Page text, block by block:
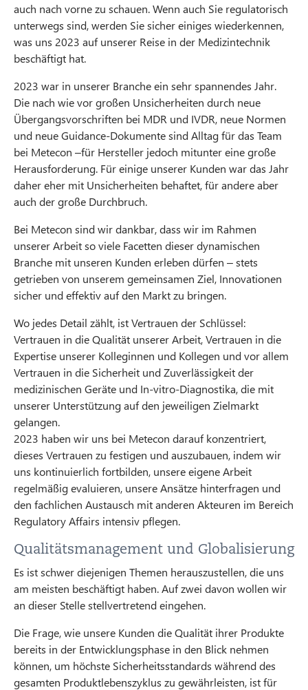
auch nach vorne zu schauen. Wenn auch Sie regulatorisch
unterwegs sind, werden Sie sicher einiges wiederkennen,
was uns 2023 auf unserer Reise in der Medizintechnik
beschäftigt hat.
2023 war in unserer Branche ein sehr spannendes Jahr.
Die nach wie vor großen Unsicherheiten durch neue
Übergangsvorschriften bei MDR und IVDR, neue Normen
und neue Guidance-Dokumente sind Alltag für das Team
bei Metecon –für Hersteller jedoch mitunter eine große
Herausforderung. Für einige unserer Kunden war das Jahr
daher eher mit Unsicherheiten behaftet, für andere aber
auch der große Durchbruch.
Bei Metecon sind wir dankbar, dass wir im Rahmen
unserer Arbeit so viele Facetten dieser dynamischen
Branche mit unseren Kunden erleben dürfen – stets
getrieben von unserem gemeinsamen Ziel, Innovationen
sicher und effektiv auf den Markt zu bringen.
Wo jedes Detail zählt, ist Vertrauen der Schlüssel:
Vertrauen in die Qualität unserer Arbeit, Vertrauen in die
Expertise unserer Kolleginnen und Kollegen und vor allem
Vertrauen in die Sicherheit und Zuverlässigkeit der
medizinischen Geräte und In-vitro-Diagnostika, die mit
unserer Unterstützung auf den jeweiligen Zielmarkt
gelangen.
2023 haben wir uns bei Metecon darauf konzentriert,
dieses Vertrauen zu festigen und auszubauen, indem wir
uns kontinuierlich fortbilden, unsere eigene Arbeit
regelmäßig evaluieren, unsere Ansätze hinterfragen und
den fachlichen Austausch mit anderen Akteuren im Bereich
Regulatory Affairs intensiv pflegen.
Qualitätsmanagement und Globalisierung
Es ist schwer diejenigen Themen herauszustellen, die uns
am meisten beschäftigt haben. Auf zwei davon wollen wir
an dieser Stelle stellvertretend eingehen.
Die Frage, wie unsere Kunden die Qualität ihrer Produkte
bereits in der Entwicklungsphase in den Blick nehmen
können, um höchste Sicherheitsstandards während des
gesamten Produktlebenszyklus zu gewährleisten, ist für